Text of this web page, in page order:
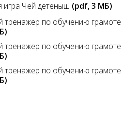
игра Чей детеныш (pdf, 3 MБ)
тренажер по обучению грамоте
тренажер по обучению грамоте
тренажер по обучению грамоте